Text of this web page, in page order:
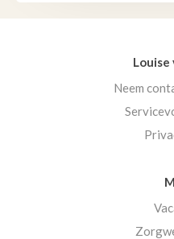
Louise
Neem